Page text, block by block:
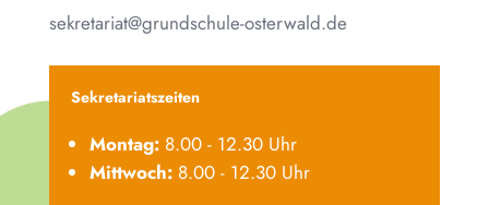
sekretariat@grundschule-osterwald.de
Sekretariatszeiten
Montag:8.00 - 12.30 Uhr
Mittwoch:8.00 - 12.30 Uhr